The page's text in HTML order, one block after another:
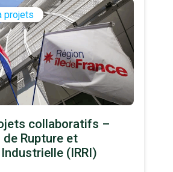
projets
collaboratifs –
Rupture et
(IRRI)